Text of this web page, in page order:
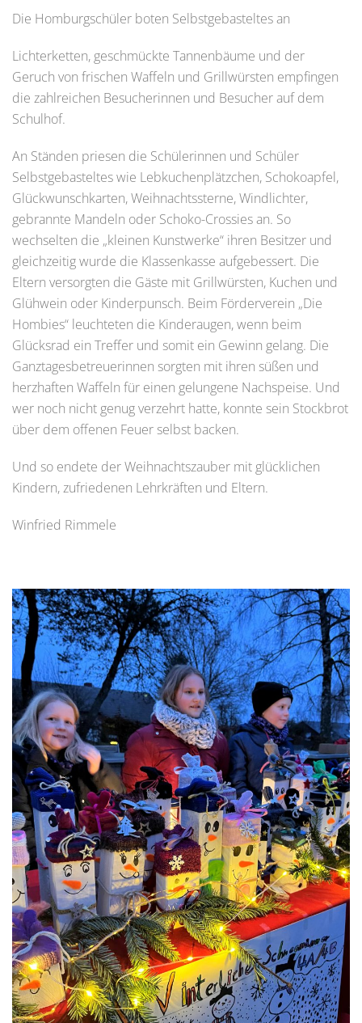
Die Homburgschüler boten Selbstgebasteltes an
Lichterketten, geschmückte Tannenbäume und der
Geruch von frischen Waffeln und Grillwürsten empfingen
die zahlreichen Besucherinnen und Besucher auf dem
Schulhof.
An Ständen priesen die Schülerinnen und Schüler
Selbstgebasteltes wie Lebkuchenplätzchen, Schokoapfel,
Glückwunschkarten, Weihnachtssterne, Windlichter,
gebrannte Mandeln oder Schoko-Crossies an. So
wechselten die „kleinen Kunstwerke“ ihren Besitzer und
gleichzeitig wurde die Klassenkasse aufgebessert. Die
Eltern versorgten die Gäste mit Grillwürsten, Kuchen und
Glühwein oder Kinderpunsch. Beim Förderverein „Die
Hombies“ leuchteten die Kinderaugen, wenn beim
Glücksrad ein Treffer und somit ein Gewinn gelang. Die
Ganztagesbetreuerinnen sorgten mit ihren süßen und
herzhaften Waffeln für einen gelungene Nachspeise. Und
wer noch nicht genug verzehrt hatte, konnte sein Stockbrot
über dem offenen Feuer selbst backen.
Und so endete der Weihnachtszauber mit glücklichen
Kindern, zufriedenen Lehrkräften und Eltern.
Winfried Rimmele